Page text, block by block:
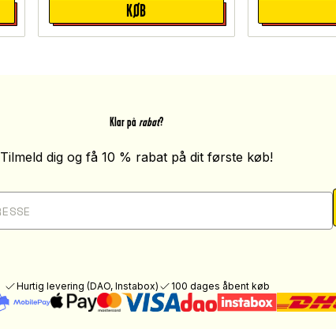
KØB
Klar på rabat?
Tilmeld dig og få 10 % rabat på dit første køb!
Hurtig levering (DAO, Instabox) 100 dages åbent køb